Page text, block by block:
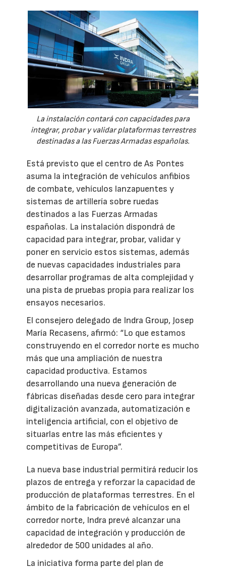
La instalación contará con capacidades para
integrar, probar y validar plataformas terrestres
destinadas a las Fuerzas Armadas españolas.
Está previsto que el centro de As Pontes
asuma la integración de vehículos anfibios
de combate, vehículos lanzapuentes y
sistemas de artillería sobre ruedas
destinados a las Fuerzas Armadas
españolas. La instalación dispondrá de
capacidad para integrar, probar, validar y
poner en servicio estos sistemas, además
de nuevas capacidades industriales para
desarrollar programas de alta complejidad y
una pista de pruebas propia para realizar los
ensayos necesarios.
El consejero delegado de Indra Group, Josep
María Recasens, afirmó: “Lo que estamos
construyendo en el corredor norte es mucho
más que una ampliación de nuestra
capacidad productiva. Estamos
desarrollando una nueva generación de
fábricas diseñadas desde cero para integrar
digitalización avanzada, automatización e
inteligencia artificial, con el objetivo de
situarlas entre las más eficientes y
competitivas de Europa”.
La nueva base industrial permitirá reducir los
plazos de entrega y reforzar la capacidad de
producción de plataformas terrestres. En el
ámbito de la fabricación de vehículos en el
corredor norte, Indra prevé alcanzar una
capacidad de integración y producción de
alrededor de 500 unidades al año.
La iniciativa forma parte del plan de